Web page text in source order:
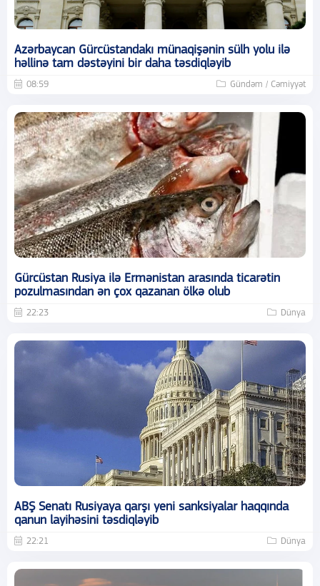
Azərbaycan Gürcüstandakı münaqişənin sülh yolu ilə
həllinə tam dəstəyini bir daha təsdiqləyib
08:59 Gündəm / Cəmiyyət
Gürcüstan Rusiya ilə Ermənistan arasında ticarətin
pozulmasından ən çox qazanan ölkə olub
22:23 Dünya
ABŞ Senatı Rusiyaya qarşı yeni sanksiyalar haqqında
qanun layihəsini təsdiqləyib
22:21 Dünya